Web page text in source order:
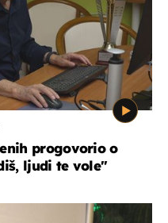
progovorio o
ljudi te vole"